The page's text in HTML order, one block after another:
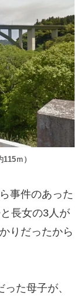
ｍ）
事件のあった
長女の3人が
りだったから
た母子が、